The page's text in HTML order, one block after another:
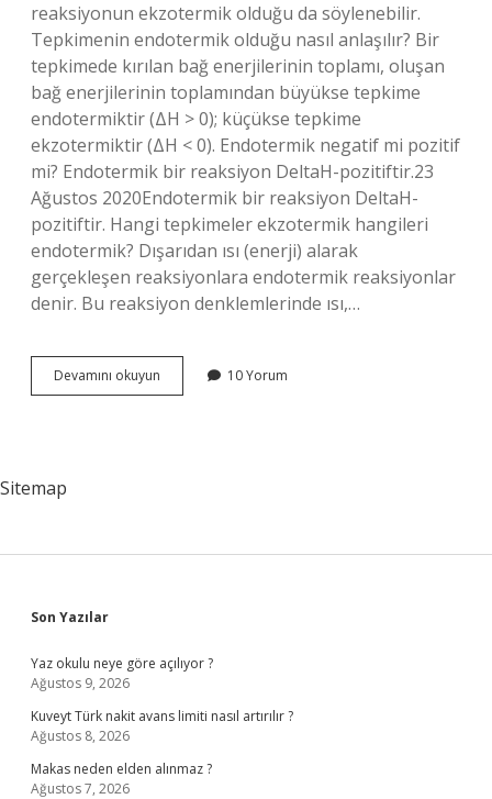
reaksiyonun ekzotermik olduğu da söylenebilir.
Tepkimenin endotermik olduğu nasıl anlaşılır? Bir
tepkimede kırılan bağ enerjilerinin toplamı, oluşan
bağ enerjilerinin toplamından büyükse tepkime
endotermiktir (ΔH > 0); küçükse tepkime
ekzotermiktir (ΔH < 0). Endotermik negatif mi pozitif
mi? Endotermik bir reaksiyon DeltaH-pozitiftir.23
Ağustos 2020Endotermik bir reaksiyon DeltaH-
pozitiftir. Hangi tepkimeler ekzotermik hangileri
endotermik? Dışarıdan ısı (enerji) alarak
gerçekleşen reaksiyonlara endotermik reaksiyonlar
denir. Bu reaksiyon denklemlerinde ısı,…
Devamını okuyun
H
10 Yorum
Sitemap
Sidebar
Son Yazılar
Yaz okulu neye göre açılıyor ?
Ağustos 9, 2026
Kuveyt Türk nakit avans limiti nasıl artırılır ?
Ağustos 8, 2026
Makas neden elden alınmaz ?
Ağustos 7, 2026